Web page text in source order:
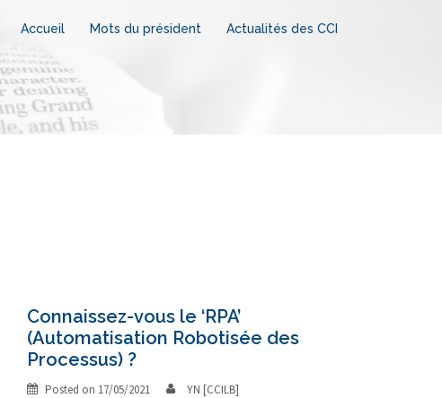
Accueil Mots du président Actualités des CCI
Connaissez-vous le ‘RPA’
(Automatisation Robotisée des
Processus) ?
Posted on 17/05/2021
YN [CCILB]